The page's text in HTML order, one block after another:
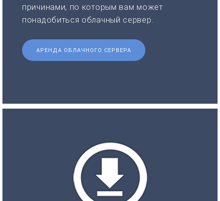
причинами, по которым вам может
понадобиться облачный сервер.
АРЕНДА ОБЛАЧНОГО СЕРВЕРА